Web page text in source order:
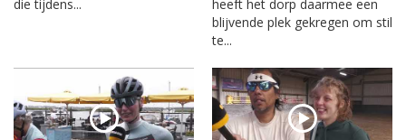
die tijdens...
heeft het dorp daarmee een
blijvende plek gekregen om stil
te...